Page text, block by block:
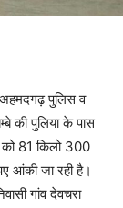
पुलिस व
की पुलिया के पास
81 किलो 300
आंकी जा रही है।
गांव देवचरा